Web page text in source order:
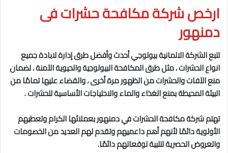
ارخص شركة مكافحة حشرات فى
دمنهور
تتبع الشركة الالمانية بيولوجي أحدث وأفضل طرق إدارة لابادة جميع
انواع الحشرات ، مثل طرق المكافحة البيولوجية والحيويةالآمنة ، لضمان
منع الآفات والحشرات من الظهور مرة أخرى ، والقضاء عليها تمامًا من
البيئة المحيطة بمنع الغذاء والماء والاحتياجات الأساسية للحشرات .
تهتم شركة مكافحة الحشرات في دمنهوربعملائها الكرام وتعطيهم
الأولوية دائمًا لأنهم أهم داعميهم وتقدم لهم العديد من الخصومات
والعروض الحصرية لتلبية توقعاتهم دائمًا.